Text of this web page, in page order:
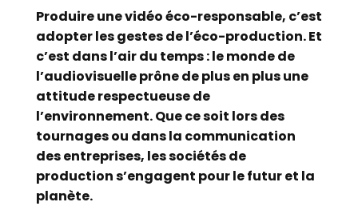
Produire une vidéo éco-responsable, c’est
adopter les gestes de l’éco-production. Et
c’est dans l’air du temps : le monde de
l’audiovisuelle prône de plus en plus une
attitude respectueuse de
l’environnement. Que ce soit lors des
tournages ou dans la communication
des entreprises, les sociétés de
production s’engagent pour le futur et la
planète.